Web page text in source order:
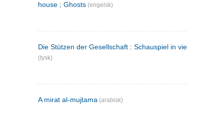
house ; Ghosts (engelsk)
Die Stützen der Gesellschaft : Schauspiel in vier Aufzügen
(tysk)
A mirat al-mujtama (arabisk)